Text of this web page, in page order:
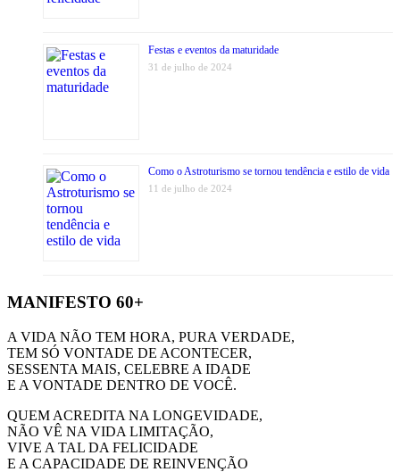
Festas e eventos da maturidade
31 de julho de 2024
Como o Astroturismo se tornou tendência e estilo de vida
11 de julho de 2024
MANIFESTO 60+
A VIDA NÃO TEM HORA, PURA VERDADE,
TEM SÓ VONTADE DE ACONTECER,
SESSENTA MAIS, CELEBRE A IDADE
E A VONTADE DENTRO DE VOCÊ.
QUEM ACREDITA NA LONGEVIDADE,
NÃO VÊ NA VIDA LIMITAÇÃO,
VIVE A TAL DA FELICIDADE
E A CAPACIDADE DE REINVENÇÃO